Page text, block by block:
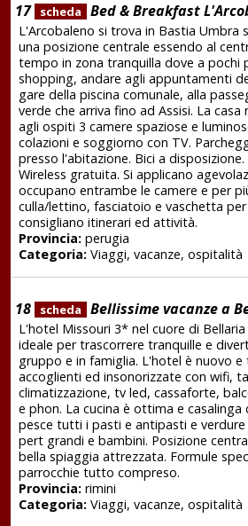
17 scheda Bed & Breakfast
L'Arcobaleno si trova in Bastia Umbra
una posizione centrale essendo al
tempo in zona tranquilla dove a pochi
shopping, andare agli appuntamenti
gare della piscina comunale, alla
verde che arriva fino ad Assisi. La
agli ospiti 3 camere spaziose e
colazioni e soggiorno con TV.
presso l'abitazione. Bici a
Wireless gratuita. Si applicano
occupano entrambe le camere e per
culla/lettino, fasciatoio e vaschetta per
consigliano itinerari ed attività.
Provincia:perugia
Categoria:Viaggi, vacanze, ospitalità
18 scheda Bellissime vacanze a
L'hotel Missouri 3* nel cuore di
ideale per trascorrere tranquille e
gruppo e in famiglia. L'hotel è nuovo
accoglienti ed insonorizzate con wifi,
climatizzazione, tv led, cassaforte,
e phon. La cucina è ottima e casalinga
pesce tutti i pasti e antipasti e
pert grandi e bambini. Posizione
bella spiaggia attrezzata. Formule
parrocchie tutto compreso.
Provincia:rimini
Categoria:Viaggi, vacanze, ospitalità